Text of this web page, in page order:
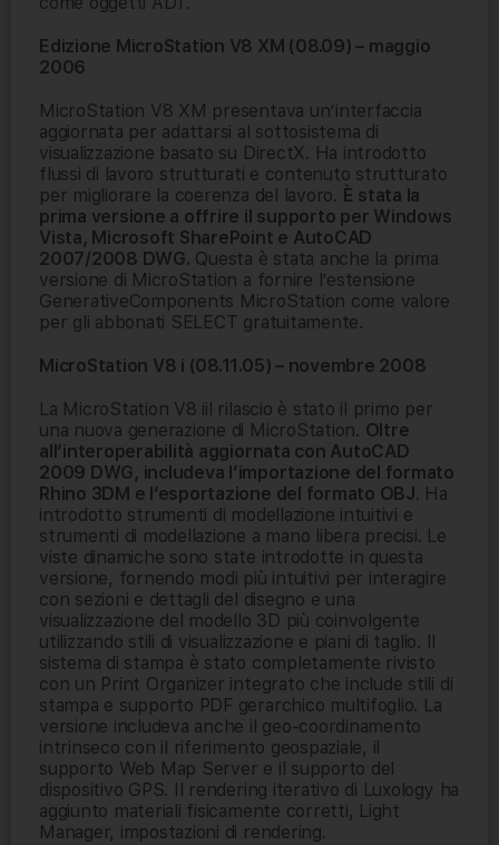
Edizione MicroStation V8 XM (08.09) – maggio
2006
MicroStation V8 XM presentava un’interfaccia
aggiornata per adattarsi al sottosistema di
visualizzazione basato su DirectX. Ha introdotto
flussi di lavoro strutturati e contenuto strutturato
per migliorare la coerenza del lavoro. È stata la
prima versione a offrire il supporto per Windows
Vista, Microsoft SharePoint e AutoCAD
2007/2008 DWG. Questa è stata anche la prima
versione di MicroStation a fornire l’estensione
GenerativeComponents MicroStation come valore
per gli abbonati SELECT gratuitamente.
MicroStation V8 i (08.11.05) – novembre 2008
La MicroStation V8 iil rilascio è stato il primo per
una nuova generazione di MicroStation. Oltre
all’interoperabilità aggiornata con AutoCAD
2009 DWG, includeva l’importazione del formato
Rhino 3DM e l’esportazione del formato OBJ. Ha
introdotto strumenti di modellazione intuitivi e
strumenti di modellazione a mano libera precisi. Le
viste dinamiche sono state introdotte in questa
versione, fornendo modi più intuitivi per interagire
con sezioni e dettagli del disegno e una
visualizzazione del modello 3D più coinvolgente
utilizzando stili di visualizzazione e piani di taglio. Il
sistema di stampa è stato completamente rivisto
con un Print Organizer integrato che include stili di
stampa e supporto PDF gerarchico multifoglio. La
versione includeva anche il geo-coordinamento
intrinseco con il riferimento geospaziale, il
supporto Web Map Server e il supporto del
dispositivo GPS. Il rendering iterativo di Luxology ha
aggiunto materiali fisicamente corretti, Light
Manager, impostazioni di rendering.